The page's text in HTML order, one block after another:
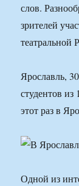
слов.
зрителей
театральной
Ярославль,
студентов
этот раз в
Одной из